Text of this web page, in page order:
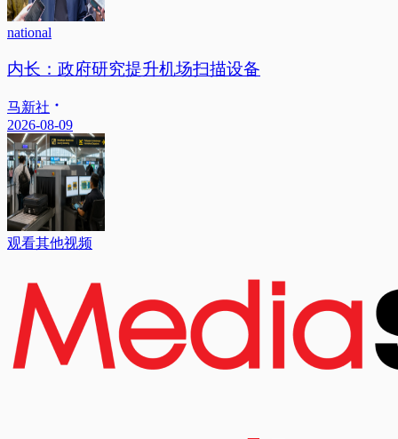
national
内长：政府研究提升机场扫描设备
马新社
2026-08-09
观看其他视频